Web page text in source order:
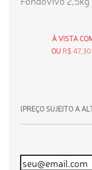
À VISTA
OU R$ 47,30
(PREÇO SUJEITO A